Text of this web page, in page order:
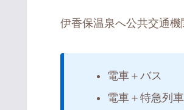
伊香保温泉へ公共交通
電車＋バス
電車＋特急列